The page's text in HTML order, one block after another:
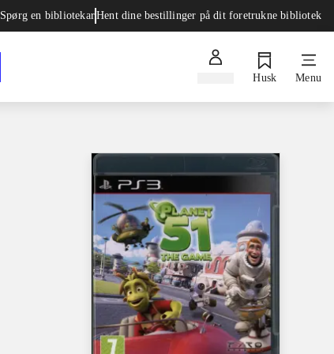
Spørg en bibliotekarHent dine bestillinger på dit foretrukne bibliotek
Husk Menu